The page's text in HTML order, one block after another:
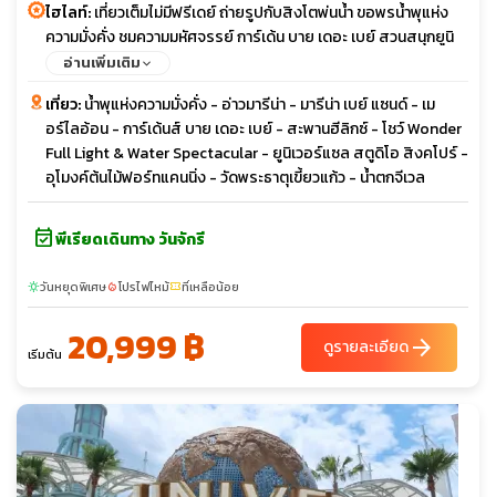
ไฮไลท์:เที่ยวเต็มไม่มีฟรีเดย์ ถ่ายรูปกับสิงโตพ่นน้ำ ขอพรน้ำพุแห่ง
ความมั่งคั่ง ชมความมหัศจรรย์ การ์เด้น บาย เดอะ เบย์ สวนสนุกยูนิ
เวอร์แซล สตูดิโอ
อ่านเพิ่มเติม
เที่ยว:น้ำพุแห่งความมั่งคั่ง - อ่าวมารีน่า - มารีน่า เบย์ แซนด์ - เม
อร์ไลอ้อน - การ์เด้นส์ บาย เดอะ เบย์ - สะพานฮีลิกซ์ - โชว์ Wonder
Full Light & Water Spectacular - ยูนิเวอร์แซล สตูดิโอ สิงคโปร์ -
อุโมงค์ต้นไม้ฟอร์ทแคนนิ่ง - วัดพระธาตุเขี้ยวแก้ว - น้ำตกจีเวล
event_availableพีเรียดเดินทาง วันจักรี
sunnyวันหยุดพิเศษlocal_fire_departmentโปรไฟไหม้confirmation_numberที่เหลือน้อย
เริ่มต้น 20,999 ฿ ดูรายละเอียดarrow_forward